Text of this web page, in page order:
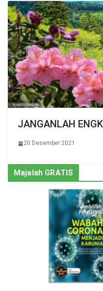
JANGANLAH
20 Desember 2021
Majalah GRATIS